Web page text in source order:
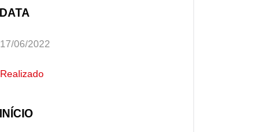
DATA
17/06/2022
Realizado
INÍCIO